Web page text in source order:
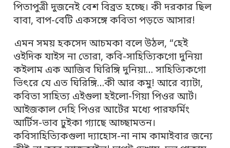
পিতাপুত্রী দুজনেই বেশ বিব্রত হচ্ছে। কী দরকার ছিল
বাবা, বাপ-বেটি একসঙ্গে কবিতা পড়তে আসার!
এমন সময় হকসেদ আচমকা বলে উঠল, “হেই
ওইদিক যাইস না তোরা, কবি-সাহিত্যিকগো দুনিয়া
কইলাম এক আজিব ঘিরিঙ্গি দুনিয়া… সাহিত্যিকগো
ভিৎরে যে এত ঘিরিঙ্গি…কী আর কমু! আরে ব্যাটা,
কবিতা সাহিত্য এইগুলা হইলো-গিয়া পিওর আর্ট।
আইজকাল দেহি পিওর আর্টের মধ্যে পারফর্মিং
আর্টিস-ভাব ঢুইকা গ্যাছে আচ্ছামতন।
কবিসাহিত্যিকগুলা দ্যাহোস-না নাম কামাইবার জন্যে